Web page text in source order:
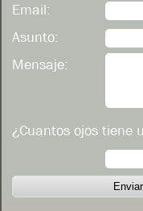
Email:
Asunto:
Mensaje:
¿Cuantos ojos tiene